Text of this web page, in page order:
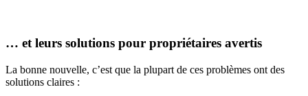
… et leurs solutions pour propriétaires avertis
La bonne nouvelle, c’est que la plupart de ces problèmes ont des
solutions claires :